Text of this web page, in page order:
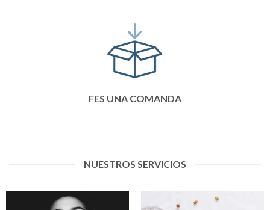
FES UNA COMANDA
NUESTROS SERVICIOS